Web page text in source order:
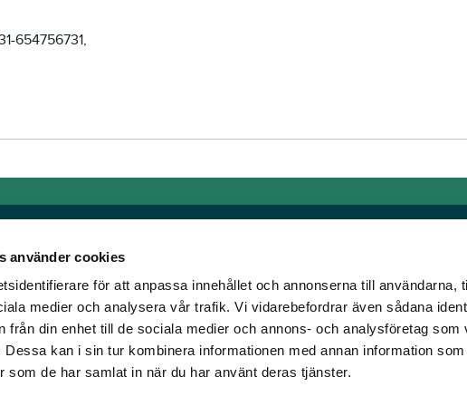
använder cookies
för att anpassa innehållet och annonserna till användarna,
medier och analysera vår trafik. Vi vidarebefordrar även sådana
från din enhet till de sociala medier och annons- och analysföretag som
Dessa kan i sin tur kombinera informationen med annan information
som de har samlat in när du har använt deras tjänster.
654756731,
för dig som älskar trav!
har vi skapat en
Länkar
Allmänna auktionsvillkor
Mobilvy